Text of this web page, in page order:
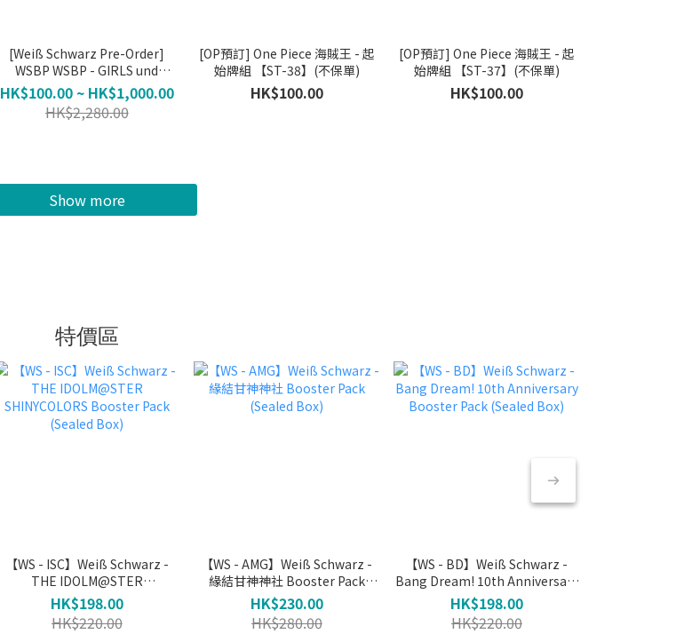
[Weiß Schwarz Pre-Order]
WSBP WSBP - GIRLS und
PANZER (Allocation Not
Guaranteed)
HK$100.00 ~ HK$1,000.00
HK$2,280.00
[OP預訂] One Piece 海賊王 - 起
始牌組 【ST-38】(不保單)
HK$100.00
[OP預訂] One Piece 海賊王 - 起
始牌組 【ST-37】(不保單)
HK$100.00
Show more
特價區
【WS - ISC】Weiß Schwarz -
THE IDOLM@STER
SHINYCOLORS Booster Pack
(Sealed Box)
HK$198.00
HK$220.00
【WS - AMG】Weiß Schwarz -
緣結甘神神社 Booster Pack
(Sealed Box)
HK$230.00
HK$280.00
【WS - BD】Weiß Schwarz -
Bang Dream! 10th Anniversary
Booster Pack (Sealed Box)
HK$198.00
HK$220.00